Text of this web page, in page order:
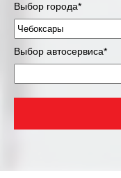
Выбор города*
Выбор автосервиса*